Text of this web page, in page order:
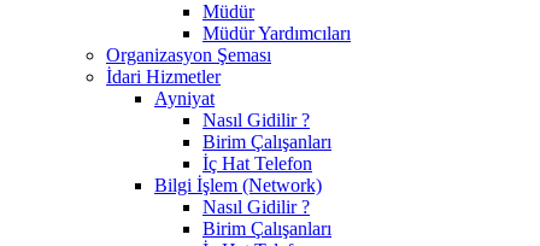
Müdür
Müdür Yardımcıları
Organizasyon Şeması
İdari Hizmetler
Ayniyat
Nasıl Gidilir ?
Birim Çalışanları
İç Hat Telefon
Bilgi İşlem (Network)
Nasıl Gidilir ?
Birim Çalışanları